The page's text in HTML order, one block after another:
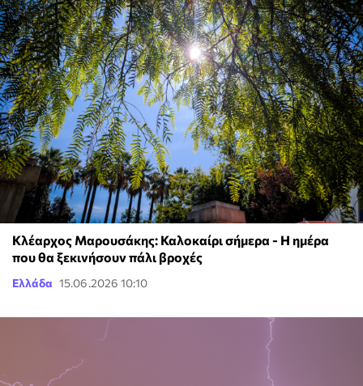
Κλέαρχος Μαρουσάκης: Καλοκαίρι σήμερα - Η ημέρα
που θα ξεκινήσουν πάλι βροχές
Ελλάδα 15.06.2026 10:10